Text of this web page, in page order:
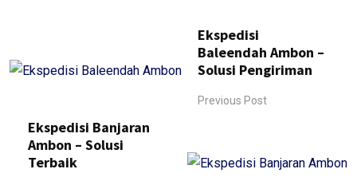
Ekspedisi
Baleendah Ambon –
Solusi Pengiriman
Previous Post
Ekspedisi Banjaran
Ambon – Solusi
Terbaik